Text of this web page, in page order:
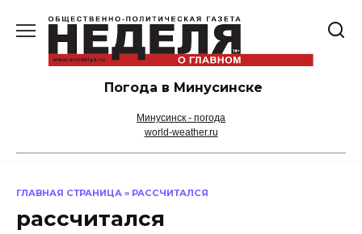
содержанию
Погода в Минусинске
Минусинск - погода
world-weather.ru
ГЛАВНАЯ СТРАНИЦА » РАССЧИТАЛСЯ
рассчитался